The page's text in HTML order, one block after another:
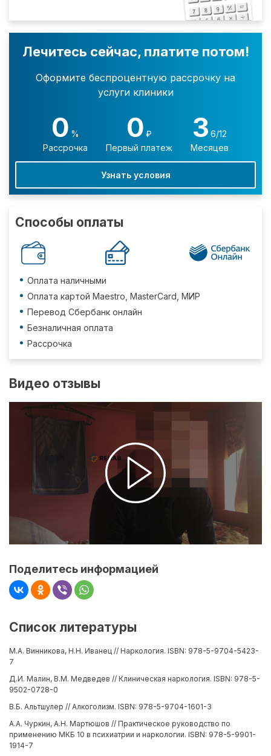
Лечитесь сейчас, платите потом!
Оформите беспроцентную рассрочку на
услуги клиники
0 %
Рассрочка
0 ₽
Первый платеж
3 6/12
Месяцев
Узнать условия
Способы оплаты
Оплата наличными
Оплата картой Maestro, MasterCard, МИР
Перевод Сбербанк онлайн
Безналичная оплата
Рассрочка
Видео отзывы
Поделитесь информацией
Список литературы
М.А. Винникова, Н.Н. Иванец // Наркология. ISBN: 978-5-9704-5423-
7
Д.И. Малин, В.М. Медведев // Клиническая наркология. ISBN: 978-5-
9502-0728-0
В.Б. Альтшулер // Алкоголизм. ISBN: 978-5-9704-1601-3
А.А. Чуркин, А.Н. Мартюшов // Практическое руководство по
применению МКБ 10 в психиатрии и наркологии. ISBN: 978-5-9901-
1914-7